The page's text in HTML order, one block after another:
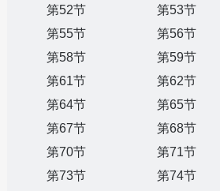
第52节
第53节
第55节
第56节
第58节
第59节
第61节
第62节
第64节
第65节
第67节
第68节
第70节
第71节
第73节
第74节